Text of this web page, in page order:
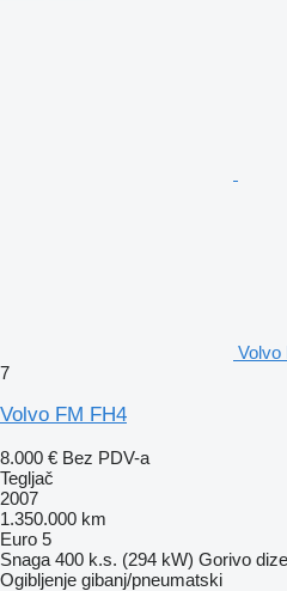
Volvo
7
Volvo FM FH4
8.000 € Bez PDV-a
Tegljač
2007
1.350.000 km
Euro 5
Snaga 400 k.s. (294 kW) Gorivo
Ogibljenje gibanj/pneumatski